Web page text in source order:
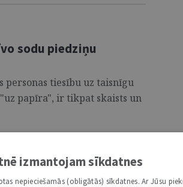
sodu piedziņu
tiesību uz taisnīgu
papīra", ir tikpat skaists un
statusu
izmantojam sīkdatnes
nepieciešamās (obligātās) sīkdatnes. Ar Jūsu